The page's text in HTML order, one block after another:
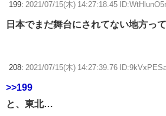
199: 2021/07/15(木) 14:27:18.45 ID:WtHlunO5r
日本でまだ舞台にされてない地方っ
208: 2021/07/15(木) 14:27:39.76
>>199
と、東北…